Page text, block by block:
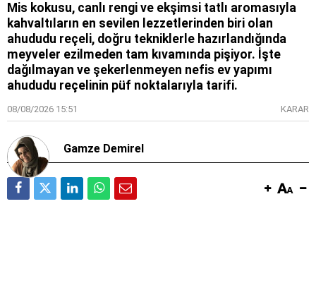
Mis kokusu, canlı rengi ve ekşimsi tatlı aromasıyla
kahvaltıların en sevilen lezzetlerinden biri olan
ahududu reçeli, doğru tekniklerle hazırlandığında
meyveler ezilmeden tam kıvamında pişiyor. İşte
dağılmayan ve şekerlenmeyen nefis ev yapımı
ahududu reçelinin püf noktalarıyla tarifi.
08/08/2026 15:51 KARAR
Gamze Demirel